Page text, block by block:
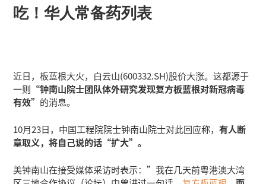
吃！华人常备药列表
近日，板蓝根大火，白云山(600332.SH)股价大涨。这都源于
一则 “钟南山院士团队体外研究发现复方板蓝根对新冠病毒
有效” 的消息。
10月23日，中国工程院院士钟南山院士对此回应称，有人断
章取义，将自己说的话“扩大”。
美钟南山在接受媒体采访时表示：”我在几天前粤港澳大湾